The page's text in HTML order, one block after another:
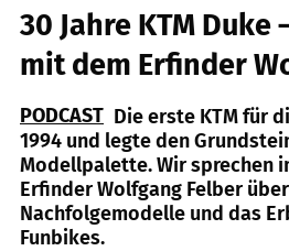
30 Jahre KTM
mit dem Erfinder
PODCAST Die erste KTM für
1994 und legte den
Modellpalette. Wir sprechen
Erfinder Wolfgang Felber
Nachfolgemodelle und das
Funbikes.